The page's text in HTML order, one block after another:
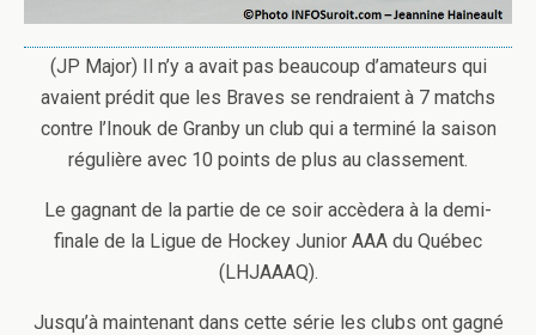
(JP Major) Il n’y a avait pas beaucoup d’amateurs qui
avaient prédit que les Braves se rendraient à 7 matchs
contre l’Inouk de Granby un club qui a terminé la saison
régulière avec 10 points de plus au classement.
Le gagnant de la partie de ce soir accèdera à la demi-
finale de la Ligue de Hockey Junior AAA du Québec
(LHJAAAQ).
Jusqu’à maintenant dans cette série les clubs ont gagné